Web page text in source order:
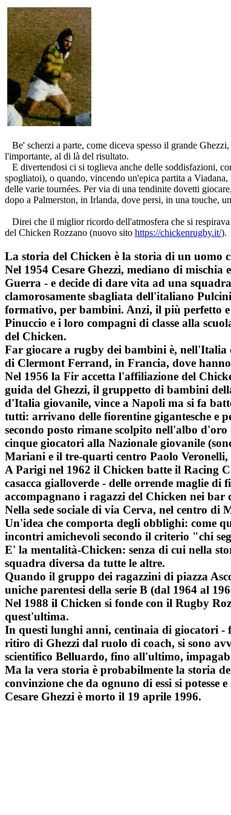
Be' scherzi a parte, come diceva spesso il grande
l'importante, al di là del risultato.
E divertendosi ci si toglieva anche delle soddisfazioni,
spogliatoi), o quando, vincendo un'epica partita a
delle varie tournées. Per via di una tendinite dovetti
dopo a Palmerston, in Irlanda, dove persi, in una touche,
Direi che il miglior ricordo dell'atmosfera che si
del Chicken Rozzano (nuovo sito https://chickenrugby.it/).
La storia del Chicken è la storia di un uomo
Nel 1954 Cesare Ghezzi, mediano di
Guerra - e decide di dare vita ad una
clamorosamente sbagliata dell'italiano
formativo, per bambini. Anzi, il più perfetto
Pinuccio e i loro compagni di classe alla
del Chicken.
Far giocare a rugby dei bambini è,
di Clermont Ferrand, in Francia, dove
Nel 1956 la Fir accetta l'affiliazione del
guida del Ghezzi, il gruppetto di bambini
d'Italia giovanile, vince a Napoli ma si fa
tutti: arrivano delle fiorentine gigantesche e
secondo posto rimane scolpito nell'albo
cinque giocatori alla Nazionale giovanile
Mariani e il tre-quarti centro Paolo
A Parigi nel 1962 il Chicken batte il Racing
casacca gialloverde - delle orrende maglie
accompagnano i ragazzi del Chicken nei
Nella sede sociale di via Cerva, nel centro
Un'idea che comporta degli obblighi: come
incontri amichevoli secondo il criterio "chi
E' la mentalità-Chicken: senza di cui nella
squadra diversa da tutte le altre.
Quando il gruppo dei ragazzini di piazza
uniche parentesi della serie B (dal 1964 al
Nel 1988 il Chicken si fonde con il Rugby
quest'ultima.
In questi lunghi anni, centinaia di giocatori
ritiro di Ghezzi dal ruolo di coach, si sono
scientifico Belluardo, fino all'ultimo,
Ma la vera storia è probabilmente la storia
convinzione che da ognuno di essi si potesse
Cesare Ghezzi è morto il 19 aprile 1996.